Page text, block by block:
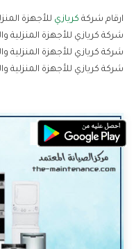
ارقام شركة كريازي للأجهزة
شركة كريازي للأجهزة المنزلية
شركة كريازي للأجهزة المنزلية
شركة كريازي للأجهزة المنزلية